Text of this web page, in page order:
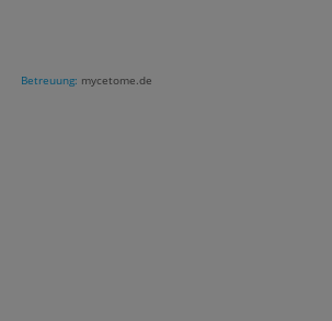
Betreuung: mycetome.de